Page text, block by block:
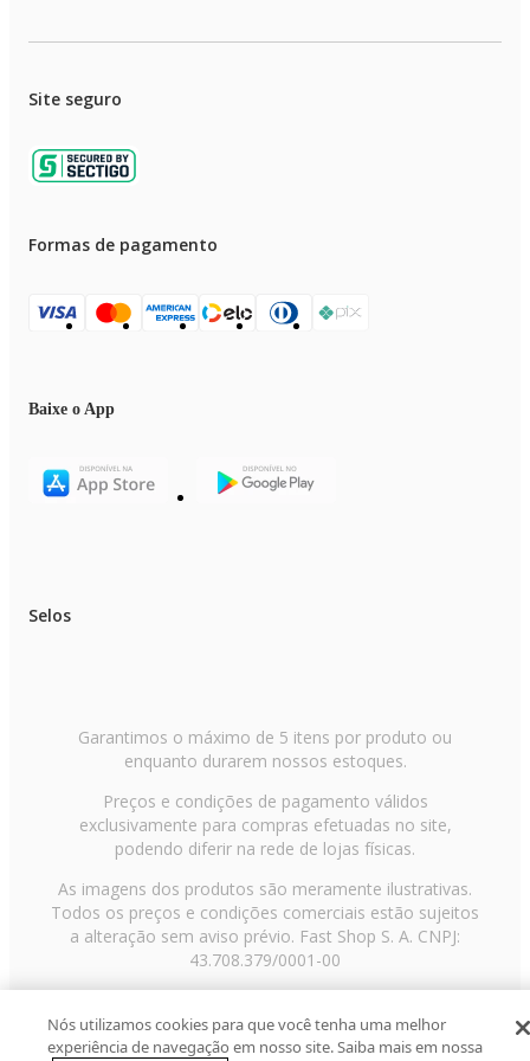
Site seguro
Formas de pagamento
Baixe o App
Selos
Garantimos o máximo de 5 itens por produto ou
enquanto durarem nossos estoques.
Preços e condições de pagamento válidos
exclusivamente para compras efetuadas no site,
podendo diferir na rede de lojas físicas.
As imagens dos produtos são meramente ilustrativas.
Todos os preços e condições comerciais estão sujeitos
a alteração sem aviso prévio. Fast Shop S. A. CNPJ:
43.708.379/0001-00
Paulo/SP, CEP 02029-001, Telefone: 11 3003-3728 ©
2013 Fast Shop - Todos os direitos reservadosRF
Nós utilizamos cookies para que você tenha uma melhor
experiência de navegação em nosso site. Saiba mais em nossa